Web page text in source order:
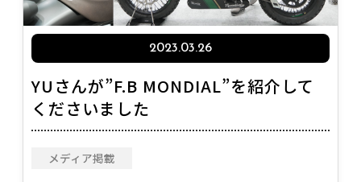
2023.03.26
YUさんが”F.B MONDIAL”を紹介して
くださいました
メディア掲載